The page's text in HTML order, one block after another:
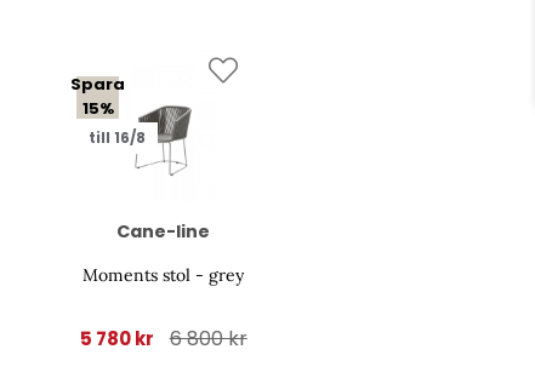
Spara
15%
till 16/8
Cane-line
Moments stol - grey
5 780 kr 6 800 kr